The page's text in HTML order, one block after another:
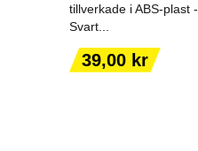
tillverkade i ABS-plast -
Svart...
Pris
39,00 kr